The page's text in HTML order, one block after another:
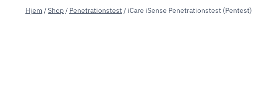
Hjem /Shop / Penetrationstest / iCare iSense Penetrationstest (Pentest)